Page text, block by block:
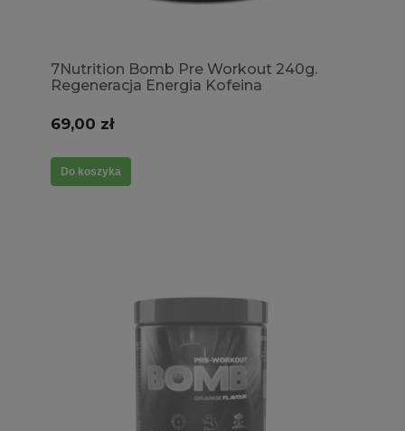
7Nutrition Bomb Pre Workout 240g.
Regeneracja Energia Kofeina
69,00 zł
Do koszyka